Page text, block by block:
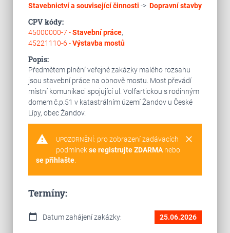
Stavebnictví a související činnosti -> Dopravní stavby
CPV kódy:
45000000-7 -Stavební práce,
45221110-6 -Výstavba mostů
Popis:
Předmětem plnění veřejné zakázky malého rozsahu
jsou stavební práce na obnově mostu. Most převádí
místní komunikaci spojující ul. Volfartickou s rodinným
domem č.p.51 v katastrálním území Žandov u České
Lípy, obec Žandov.
warning clear
UPOZORNĚNÍ: pro zobrazení zadávacích
podmínekse registrujte ZDARMAnebo
se přihlašte.
Termíny:
calendar_today Datum zahájení zakázky: 25.06.2026